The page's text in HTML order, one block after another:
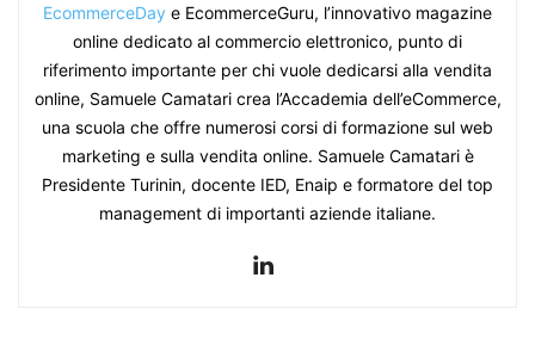
EcommerceDay e EcommerceGuru, l’innovativo magazine
online dedicato al commercio elettronico, punto di
riferimento importante per chi vuole dedicarsi alla vendita
online, Samuele Camatari crea l’Accademia dell’eCommerce,
una scuola che offre numerosi corsi di formazione sul web
marketing e sulla vendita online. Samuele Camatari è
Presidente Turinin, docente IED, Enaip e formatore del top
management di importanti aziende italiane.